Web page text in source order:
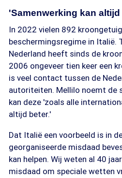
'Samenwerking kan altijd
In 2022 vielen 892
beschermingsregime in Italië.
Nederland heeft sinds de
2006 ongeveer tien keer een
is veel contact tussen de
autoriteiten. Mellilo noemt de
kan deze 'zoals alle
altijd beter.'
Dat Italië een voorbeeld is in
georganiseerde misdaad
kan helpen. Wij weten al 40
misdaad om speciale wetten